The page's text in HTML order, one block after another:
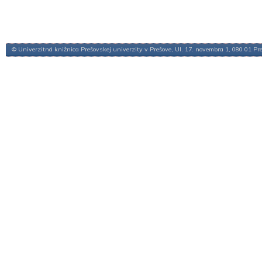
© Univerzitná knižnica Prešovskej univerzity v Prešove, Ul. 17. novembra 1, 080 01